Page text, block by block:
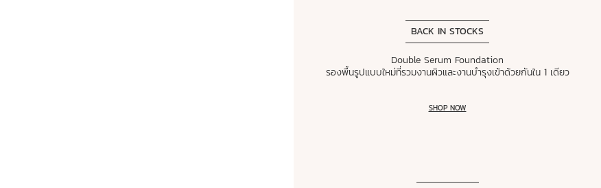
BACK IN STOCKS
Double Serum Foundation
รองพื้นรูปแบบใหม่ที่รวมงานผิวและงานบำรุงเข้าด้วยกันใน 1 เดียว
SHOP NOW